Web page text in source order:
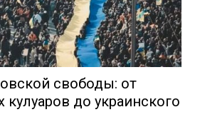
свободы: от
кулуаров до украинского